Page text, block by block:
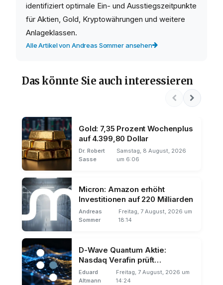
identifiziert optimale Ein- und Ausstiegszeitpunkte
für Aktien, Gold, Kryptowährungen und weitere
Anlageklassen.
Alle Artikel von Andreas Sommer ansehen
Das könnte Sie auch interessieren
Gold: 7,35 Prozent Wochenplus
auf 4.399,80 Dollar
Dr. Robert
Sasse
Samstag, 8 August, 2026
um 6:06
Micron: Amazon erhöht
Investitionen auf 220 Milliarden
Andreas
Sommer
Freitag, 7 August, 2026 um
18:14
D-Wave Quantum Aktie:
Nasdaq Verafin prüft
Quantentechnik für
Finanzkriminalität
Eduard
Altmann
Freitag, 7 August, 2026 um
14:24